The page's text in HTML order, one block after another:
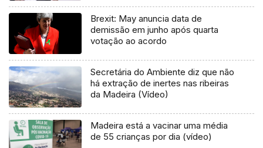
Brexit: May anuncia data de
demissão em junho após quarta
votação ao acordo
Secretária do Ambiente diz que não
há extração de inertes nas ribeiras
da Madeira (Vídeo)
Madeira está a vacinar uma média
de 55 crianças por dia (vídeo)